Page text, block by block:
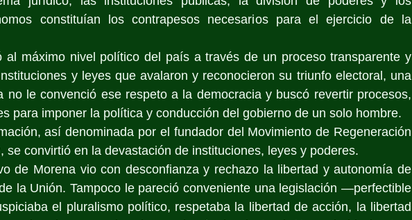
constituían los contrapesos necesarios para el ejercicio de la
al máximo nivel político del país a través de un proceso transparente y
y leyes que avalaron y reconocieron su triunfo electoral, una
no le convenció ese respeto a la democracia y buscó revertir procesos,
para imponer la política y conducción del gobierno de un solo hombre.
así denominada por el fundador del Movimiento de Regeneración
se convirtió en la devastación de instituciones, leyes y poderes.
de Morena vio con desconfianza y rechazo la libertad y autonomía de
la Unión. Tampoco le pareció conveniente una legislación —perfectible
el pluralismo político, respetaba la libertad de acción, la libertad